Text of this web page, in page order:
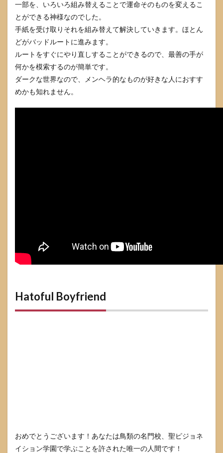
一部を、いろいろ組み替えることで運命そのものを変えるこ
とができる神様なのでした。
手紙を受け取りそれを組み替えて解決していきます。ほとん
どがバッドルートに進みます。
ルートをすぐにやり直しすることができるので、最善の手が
何かを模索するのが簡単です。
ダークな世界なので、メンヘラ的なものが好きな人におすす
めかも知れません。
Hatoful Boyfriend
おめでとうございます！あなたは鳥類の名門校、聖ピジョネ
イション学園で学ぶことを許された唯一の人間です！